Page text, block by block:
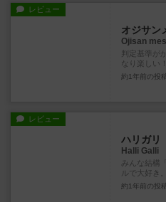
レビュー
オジサン
Ojisan
判定基準が
なり楽しい！
約1年前 の投稿
レビュー
ハリガリ
Halli Galli
みんな結構
ルで大好き
約1年前 の投稿